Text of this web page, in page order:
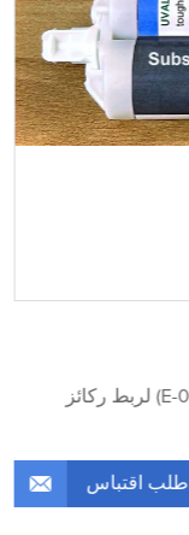
غراء Substrate Bonder سريع المعالجة (E-008) لربط ركائز
اطلب اقتباس